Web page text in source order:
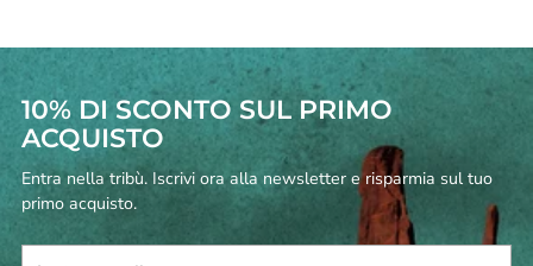
10% DI SCONTO SUL PRIMO
ACQUISTO
Entra nella tribù. Iscrivi ora alla newsletter e risparmia sul tuo
primo acquisto.